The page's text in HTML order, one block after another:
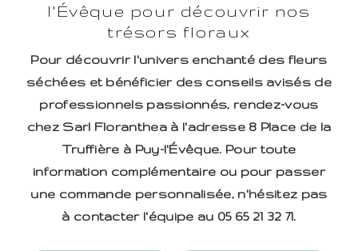
l'Évêque pour découvrir nos
trésors floraux
Pour découvrir l'univers enchanté des fleurs
séchées et bénéficier des conseils avisés de
professionnels passionnés, rendez-vous
chez Sarl Floranthea à l'adresse 8 Place de la
Truffière à Puy-l'Évêque. Pour toute
information complémentaire ou pour passer
une commande personnalisée, n'hésitez pas
à contacter l'équipe au 05 65 21 32 71.